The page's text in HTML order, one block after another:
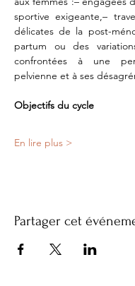
sportive exigeante,–
délicates de la post-
partum ou des
confrontées à une
pelvienne et à ses
Objectifs du cycle
En lire plus >
Partager cet